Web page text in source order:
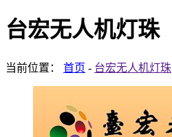
台宏无人机灯珠
当前位置： 首页 - 台宏无人机灯珠